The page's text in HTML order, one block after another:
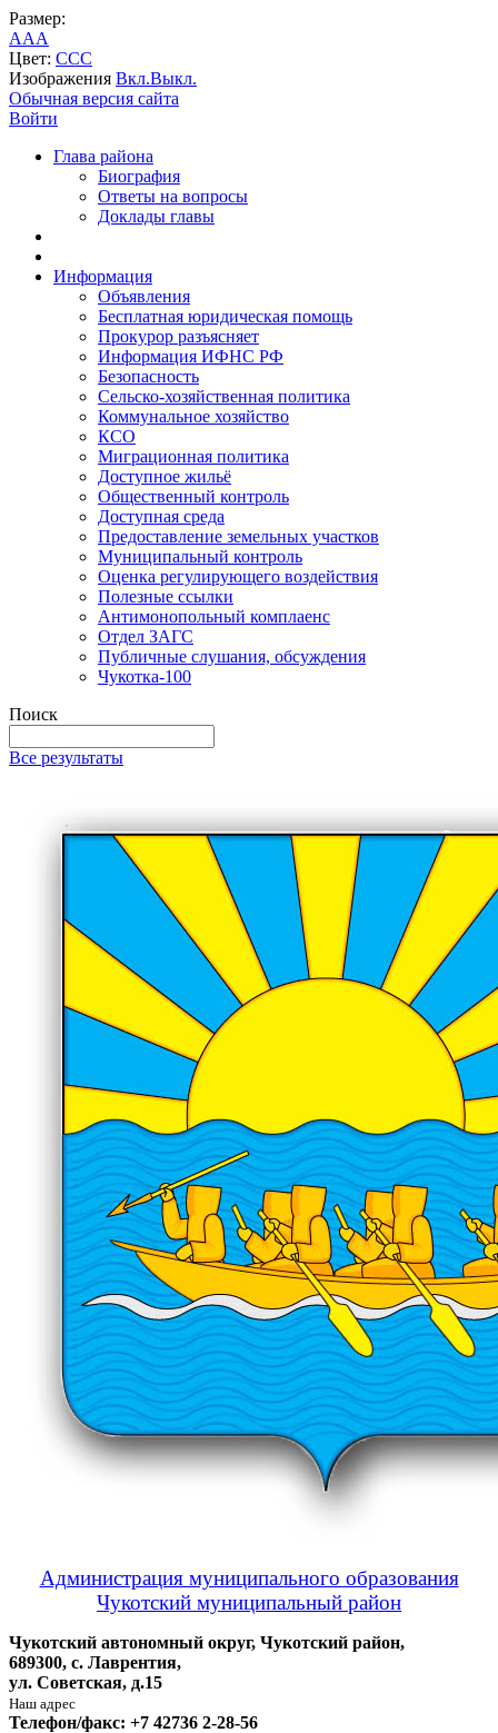
Размер:
AAA
Цвет: CCC
Изображения Вкл.Выкл.
Обычная версия сайта
Войти
Глава района
Биография
Ответы на вопросы
Доклады главы
Информация
Объявления
Бесплатная юридическая помощь
Прокурор разъясняет
Информация ИФНС РФ
Безопасность
Сельско-хозяйственная политика
Коммунальное хозяйство
КСО
Миграционная политика
Доступное жильё
Общественный контроль
Доступная среда
Предоставление земельных участков
Муниципальный контроль
Оценка регулирующего воздействия
Полезные ссылки
Антимонопольный комплаенс
Отдел ЗАГС
Публичные слушания, обсуждения
Чукотка-100
Поиск
Все результаты
Администрация муниципального образования
Чукотский муниципальный район
Чукотский автономный округ, Чукотский район,
689300, с. Лаврентия,
ул. Советская, д.15
Наш адрес
Телефон/факс: +7 42736 2-28-56